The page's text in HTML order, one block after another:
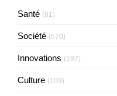
Santé (81)
Société (570)
Innovations (197)
Culture (109)